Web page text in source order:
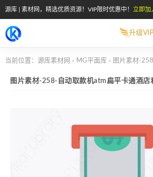
源库 | 素材网，精选优质资源！VIP限时优惠中！ 立即加
升级VIP
当前位置： 源库素材网 > MG平面库 > 图片素材-258-自动取
图片素材-258-自动取款机atm扁平卡通酒店